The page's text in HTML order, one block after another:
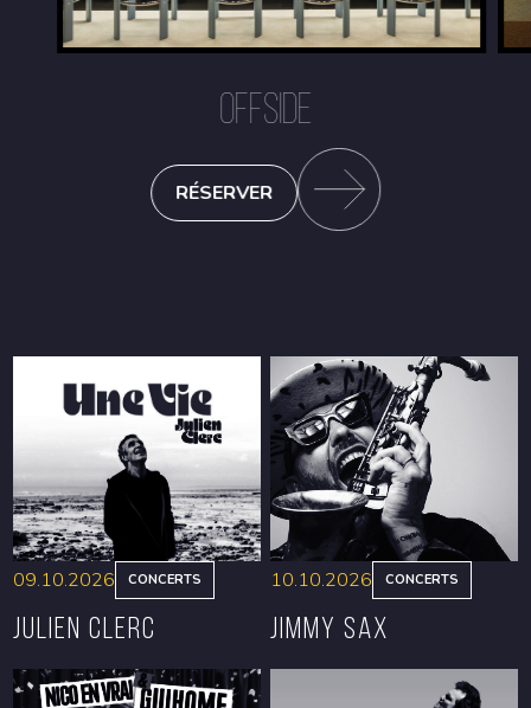
OFFSIDE
RÉSERVER
09.10.2026 CONCERTS
Julien Clerc
10.10.2026 CONCERTS
Jimmy Sax